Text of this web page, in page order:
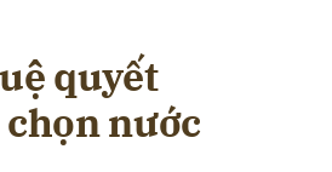
quyết
nước